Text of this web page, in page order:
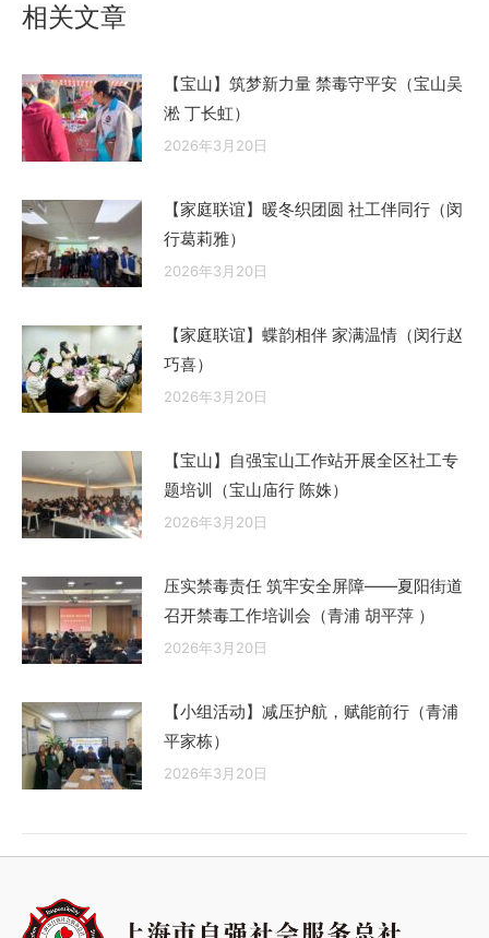
相关文章
【宝山】筑梦新力量 禁毒守平安（宝山吴
淞 丁长虹）
2026年3月20日
【家庭联谊】暖冬织团圆 社工伴同行（闵
行葛莉雅）
2026年3月20日
【家庭联谊】蝶韵相伴 家满温情（闵行赵
巧喜）
2026年3月20日
【宝山】自强宝山工作站开展全区社工专
题培训（宝山庙行 陈姝）
2026年3月20日
压实禁毒责任 筑牢安全屏障——夏阳街道
召开禁毒工作培训会（青浦 胡平萍 ）
2026年3月20日
【小组活动】减压护航，赋能前行（青浦
平家栋）
2026年3月20日